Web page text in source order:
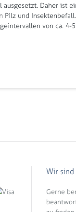
Daher ist
und
von ca. 4-
Wir
Gerne